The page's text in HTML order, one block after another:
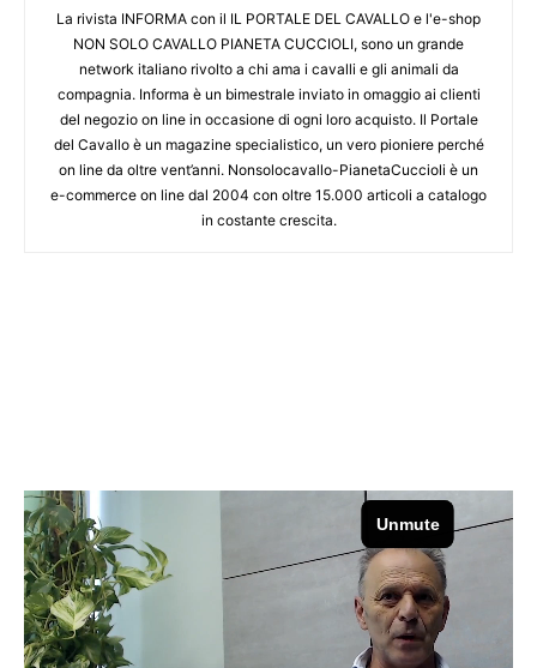
La rivista INFORMA con il IL PORTALE DEL CAVALLO e l'e-shop
NON SOLO CAVALLO PIANETA CUCCIOLI, sono un grande
network italiano rivolto a chi ama i cavalli e gli animali da
compagnia. Informa è un bimestrale inviato in omaggio ai clienti
del negozio on line in occasione di ogni loro acquisto. Il Portale
del Cavallo è un magazine specialistico, un vero pioniere perché
on line da oltre vent’anni. Nonsolocavallo-PianetaCuccioli è un
e-commerce on line dal 2004 con oltre 15.000 articoli a catalogo
in costante crescita.